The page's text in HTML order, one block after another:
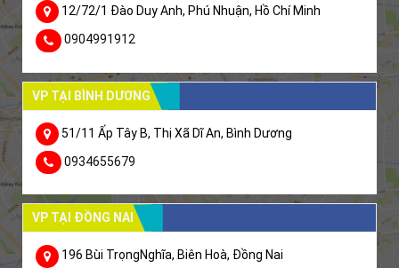
12/72/1 Đào Duy Anh, Phú Nhuận, Hồ Chí Minh
0904991912
VP TẠI BÌNH DƯƠNG
51/11 Ấp Tây B, Thị Xã Dĩ An, Bình Dương
0934655679
VP TẠI ĐỒNG NAI
196 Bùi TrọngNghĩa, Biên Hoà, Đồng Nai